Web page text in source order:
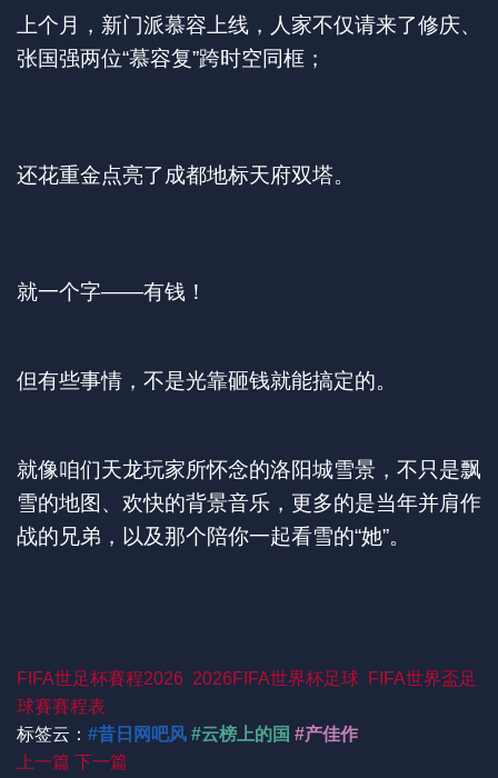
上个月，新门派慕容上线，人家不仅请来了修庆、
张国强两位“慕容复”跨时空同框；
还花重金点亮了成都地标天府双塔。
就一个字——有钱！
但有些事情，不是光靠砸钱就能搞定的。
就像咱们天龙玩家所怀念的洛阳城雪景，不只是飘
雪的地图、欢快的背景音乐，更多的是当年并肩作
战的兄弟，以及那个陪你一起看雪的“她”。
FIFA世足杯賽程2026 2026FIFA世界杯足球 FIFA世界盃足
球賽賽程表
标签云： #昔日网吧风 #云榜上的国 #产佳作
上一篇 下一篇